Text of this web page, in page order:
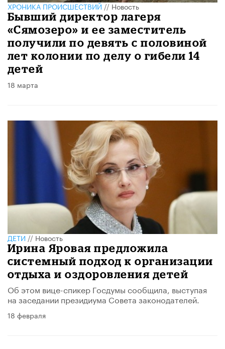
ХРОНИКА ПРОИСШЕСТВИЙ//Новость
Бывший директор лагеря
«Сямозеро» и ее заместитель
получили по девять с половиной
лет колонии по делу о гибели 14
детей
18 марта
ДЕТИ//Новость
Ирина Яровая предложила
системный подход к организации
отдыха и оздоровления детей
Об этом вице-спикер Госдумы сообщила, выступая
на заседании президиума Совета законодателей.
18 февраля